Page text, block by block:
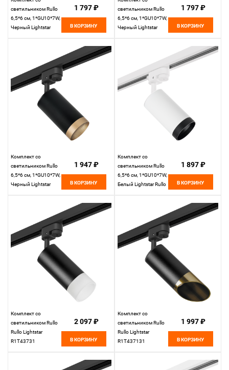
светильником Rullo
6,5*6 см, 1*GU10*7W,
Черный Lightstar
1 797 ₽
В КОРЗИНУ
светильником Rullo
6,5*6 см, 1*GU10*7W,
Черный Lightstar
1 797 ₽
В КОРЗИНУ
Комплект со
светильником Rullo
6,5*6 см, 1*GU10*7W,
Черный Lightstar
1 947 ₽
В КОРЗИНУ
Комплект со
светильником Rullo
6,5*6 см, 1*GU10*7W,
Белый Lightstar Rullo
1 897 ₽
В КОРЗИНУ
Комплект со
светильником Rullo
Rullo Lightstar
R1T43731
2 097 ₽
В КОРЗИНУ
Комплект со
светильником Rullo
Rullo Lightstar
R1T437131
1 997 ₽
В КОРЗИНУ